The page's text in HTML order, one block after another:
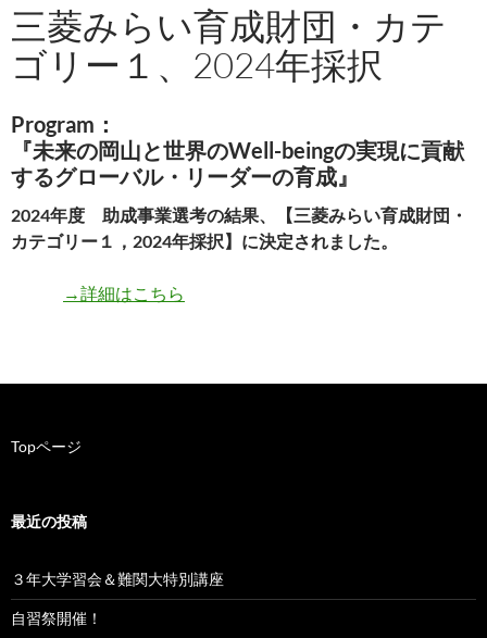
三菱みらい育成財団・カテ
ゴリー１、2024年採択
Program：
『未来の岡山と世界のWell-beingの実現に貢献
するグローバル・リーダーの育成』
2024年度 助成事業選考の結果、【三菱みらい育成財団・
カテゴリー１，2024年採択】に決定されました。
→詳細はこちら
Topページ
最近の投稿
３年大学習会＆難関大特別講座
自習祭開催！